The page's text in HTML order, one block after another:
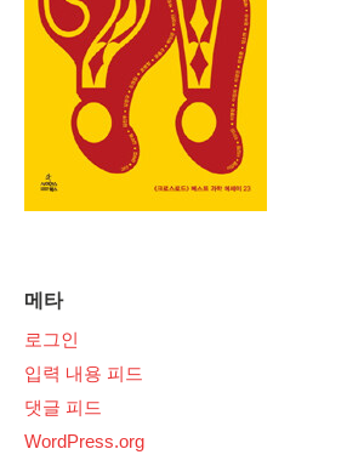
메타
로그인
입력 내용 피드
댓글 피드
WordPress.org